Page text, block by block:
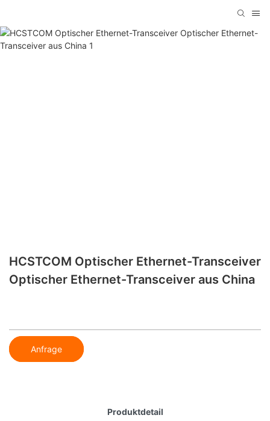
HCSTCOM Optischer Ethernet-Transceiver
Optischer Ethernet-Transceiver aus China
Anfrage
Produktdetail